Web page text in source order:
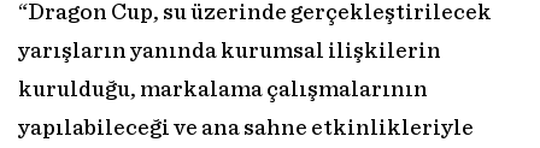
“Dragon Cup, su üzerinde gerçekleştirilecek
yarışların yanında kurumsal ilişkilerin
kurulduğu, markalama çalışmalarının
yapılabileceği ve ana sahne etkinlikleriyle